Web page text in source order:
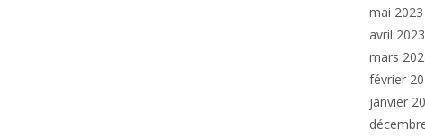
mai 2023
avril 2023
mars
février
janvier